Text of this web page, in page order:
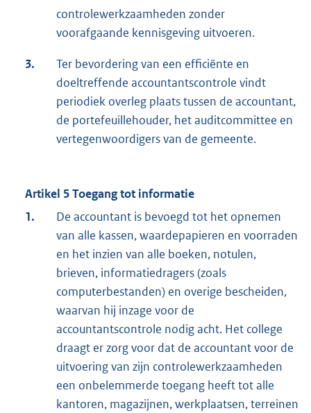
controlewerkzaamheden zonder
voorafgaande kennisgeving uitvoeren.
3.
Ter bevordering van een efficiënte en
doeltreffende accountantscontrole vindt
periodiek overleg plaats tussen de accountant,
de portefeuillehouder, het auditcommittee en
vertegenwoordigers van de gemeente.
Artikel 5 Toegang tot informatie
1.
De accountant is bevoegd tot het opnemen
van alle kassen, waardepapieren en voorraden
en het inzien van alle boeken, notulen,
brieven, informatiedragers (zoals
computerbestanden) en overige bescheiden,
waarvan hij inzage voor de
accountantscontrole nodig acht. Het college
draagt er zorg voor dat de accountant voor de
uitvoering van zijn controlewerkzaamheden
een onbelemmerde toegang heeft tot alle
kantoren, magazijnen, werkplaatsen, terreinen